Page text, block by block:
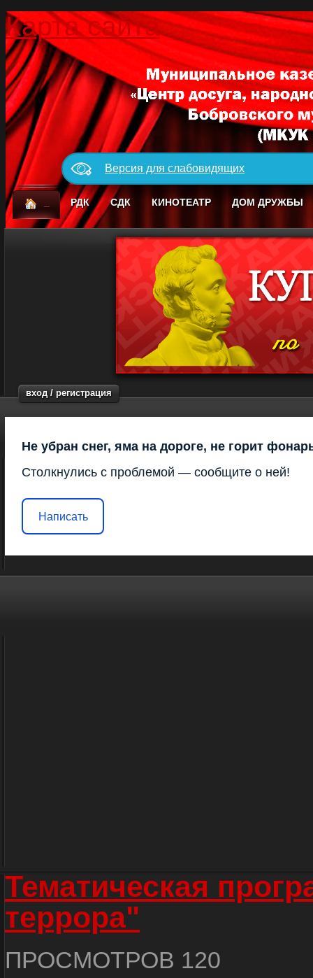
Карта сайта
Версия для слабовидящих
РДК СДК КИНОТЕАТР ДОМ ДРУЖБЫ
вход / регистрация
Не убран снег, яма на дороге, не горит
Столкнулись с проблемой — сообщите о ней!
Написать
Тематическая
террора"
ПРОСМОТРОВ 120